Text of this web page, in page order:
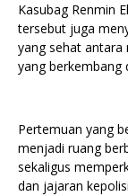
Kasubag Renmin
tersebut juga
yang sehat antara
yang berkembang
Pertemuan yang
menjadi ruang
sekaligus
dan jajaran